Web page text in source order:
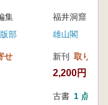
集
部
せ
雄山閣
新刊 取り寄せ
2,200円
古書 1 点